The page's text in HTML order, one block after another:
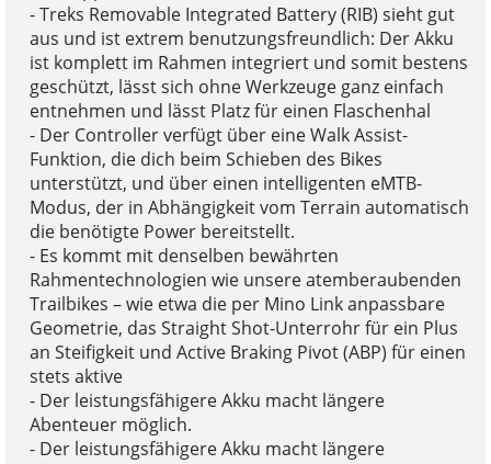
- Treks Removable Integrated Battery (RIB) sieht gut
aus und ist extrem benutzungsfreundlich: Der Akku
ist komplett im Rahmen integriert und somit bestens
geschützt, lässt sich ohne Werkzeuge ganz einfach
entnehmen und lässt Platz für einen Flaschenhal
- Der Controller verfügt über eine Walk Assist-
Funktion, die dich beim Schieben des Bikes
unterstützt, und über einen intelligenten eMTB-
Modus, der in Abhängigkeit vom Terrain automatisch
die benötigte Power bereitstellt.
- Es kommt mit denselben bewährten
Rahmentechnologien wie unsere atemberaubenden
Trailbikes – wie etwa die per Mino Link anpassbare
Geometrie, das Straight Shot-Unterrohr für ein Plus
an Steifigkeit und Active Braking Pivot (ABP) für einen
stets aktive
- Der leistungsfähigere Akku macht längere
Abenteuer möglich.
- Der leistungsfähigere Akku macht längere